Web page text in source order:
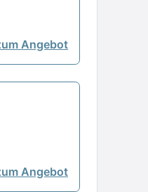
Angebot
Angebot